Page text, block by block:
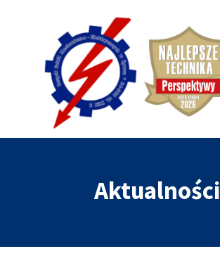
Aktualności